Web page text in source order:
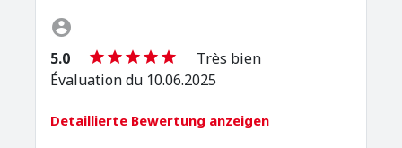
5.0
Très bien
Évaluation du 10.06.2025
Detaillierte Bewertung anzeigen